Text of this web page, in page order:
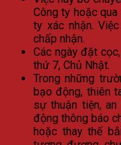
Công ty hoặc
ty xác nhận.
chấp nhận.
Các ngày đặt
thứ 7, Chủ Nhật.
Trong những
bạo động, thiên
sự thuận tiện,
động thông báo
hoặc thay thế